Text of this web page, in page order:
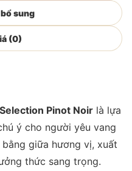
sung
(0)
Pinot Noir là lựa
ý cho người yêu vang
giữa hương vị, xuất
thức sang trọng.